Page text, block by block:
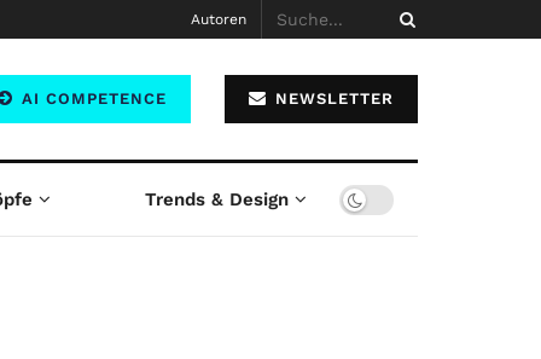
Autoren
AI COMPETENCE NEWSLETTER
Trends & Design